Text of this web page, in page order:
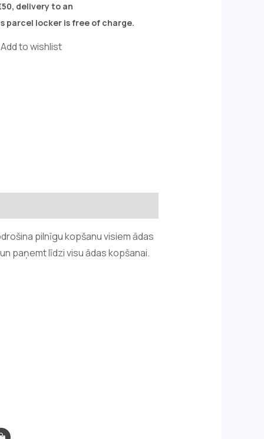
delivery to an
parcel locker is free of charge.
Add to wishlist
pilnīgu kopšanu visiem ādas
paņemt līdzi visu ādas kopšanai.